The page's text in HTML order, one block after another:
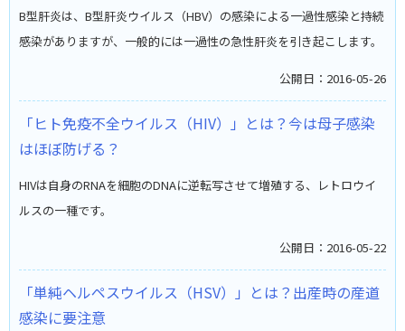
B型肝炎は、B型肝炎ウイルス（HBV）の感染による一過性感染と持続
感染がありますが、一般的には一過性の急性肝炎を引き起こします。
公開日：2016-05-26
「ヒト免疫不全ウイルス（HIV）」とは？今は母子感染
はほぼ防げる？
HIVは自身のRNAを細胞のDNAに逆転写させて増殖する、レトロウイ
ルスの一種です。
公開日：2016-05-22
「単純ヘルペスウイルス（HSV）」とは？出産時の産道
感染に要注意